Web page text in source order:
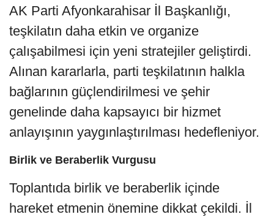
AK Parti Afyonkarahisar İl Başkanlığı,
teşkilatın daha etkin ve organize
çalışabilmesi için yeni stratejiler geliştirdi.
Alınan kararlarla, parti teşkilatının halkla
bağlarının güçlendirilmesi ve şehir
genelinde daha kapsayıcı bir hizmet
anlayışının yaygınlaştırılması hedefleniyor.
Birlik ve Beraberlik Vurgusu
Toplantıda birlik ve beraberlik içinde
hareket etmenin önemine dikkat çekildi. İl